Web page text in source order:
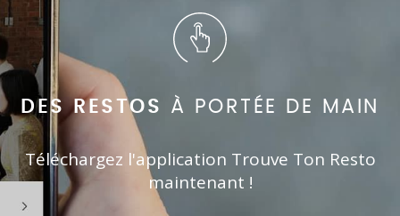
DES RESTOS À PORTÉE DE MAIN
Téléchargez l'application Trouve Ton Resto
maintenant !